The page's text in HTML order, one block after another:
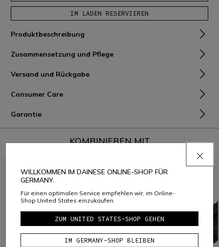
IM LADEN RESERVIEREN
Produktbeschreibung
Zusammensetzung und Pflege
Versand und Rückgabe
Consumer Care
Garantie
KOMBINIEREN MIT
WILLKOMMEN IM DAINESE ONLINE-SHOP FÜR
GERMANY.
Für einen optimalen Service empfehlen wir, im Online-
Shop United States einzukaufen.
ZUM UNITED STATES-SHOP GEHEN
IM GERMANY-SHOP BLEIBEN